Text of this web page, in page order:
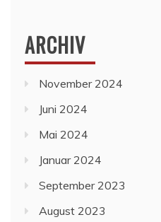
ARCHIV
November 2024
Juni 2024
Mai 2024
Januar 2024
September 2023
August 2023